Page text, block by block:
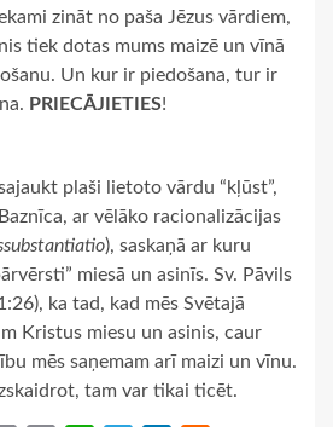
zināt no paša Jēzus vārdiem,
tiek dotas mums maizē un vīnā
Un kur ir piedošana, tur ir
PRIECĀJIETIES!
plaši lietoto vārdu “kļūst”,
ar vēlāko racionalizācijas
), saskaņā ar kuru
miesā un asinīs. Sv. Pāvils
ka tad, kad mēs Svētajā
Kristus miesu un asinis, caur
mēs saņemam arī maizi un vīnu.
tam var tikai ticēt.